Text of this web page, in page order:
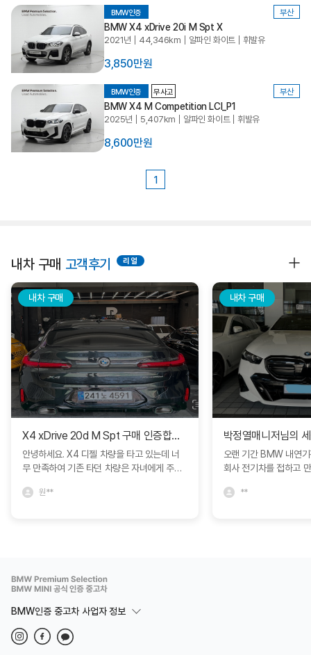
BMW인증 부산
BMW X4 xDrive 20i M Spt X
2021년 44,346km 알파인 화이트 휘발유
3,850만원
BMW인증 무사고 부산
BMW X4 M Competition LCI_P1
2025년 5,407km 알파인 화이트 휘발유
8,600만원
1
내차 구매 고객후기
내차 구매
X4 xDrive 20d M Spt 구매 인증합니다.
안녕하세요. X4 디젤 차량을 타고 있는데 너
무 만족하여 기존 타던 차량은 자녀에게 주고
비교도 많이 하였지만 블로그에서 보고 문의
이 받았습니다. 심정연딜러 추천드립니다. 좋
은 차량 감사합니다. ^^
원**
내차 구매
오랜 기간 BMW 내연
회사 전기차를 접하고
박정열 대리님의 추천
**
BMW인증 중고차 사업자 정보